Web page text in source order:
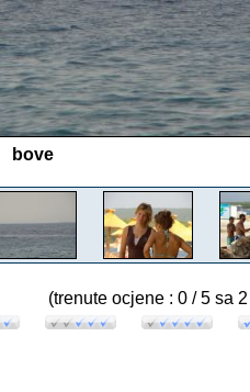
bove
(trenute ocjene : 0 / 5 sa